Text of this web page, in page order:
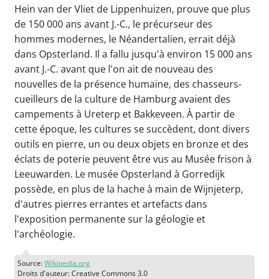
Hein van der Vliet de Lippenhuizen, prouve que plus
de 150 000 ans avant J.-C., le précurseur des
hommes modernes, le Néandertalien, errait déjà
dans Opsterland. Il a fallu jusqu'à environ 15 000 ans
avant J.-C. avant que l'on ait de nouveau des
nouvelles de la présence humaine, des chasseurs-
cueilleurs de la culture de Hamburg avaient des
campements à Ureterp et Bakkeveen. À partir de
cette époque, les cultures se succèdent, dont divers
outils en pierre, un ou deux objets en bronze et des
éclats de poterie peuvent être vus au Musée frison à
Leeuwarden. Le musée Opsterland à Gorredijk
possède, en plus de la hache à main de Wijnjeterp,
d'autres pierres errantes et artefacts dans
l'exposition permanente sur la géologie et
l'archéologie.
Source:Wikipedia.org
Droits d'auteur: Creative Commons 3.0